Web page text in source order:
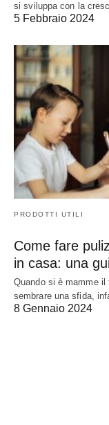
si sviluppa con la
5 Febbraio 2024
PRODOTTI UTILI
Come fare
in casa: una
Quando si è mamme
sembrare una sfida,
8 Gennaio 2024